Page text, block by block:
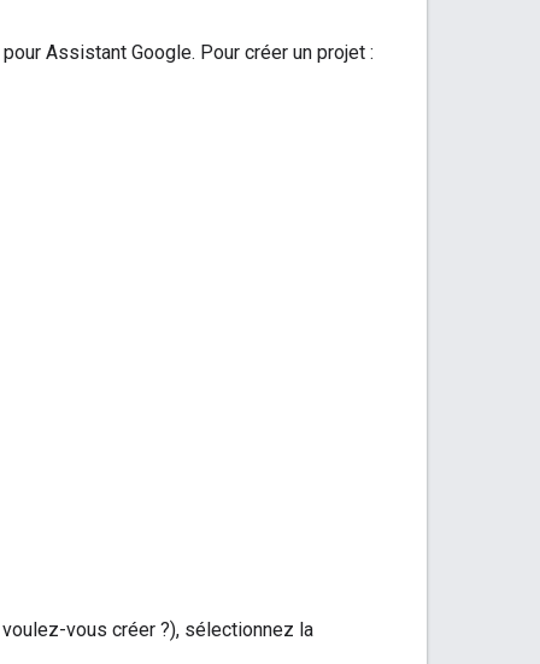
Assistant Google. Pour créer un projet :
vous créer ?), sélectionnez la